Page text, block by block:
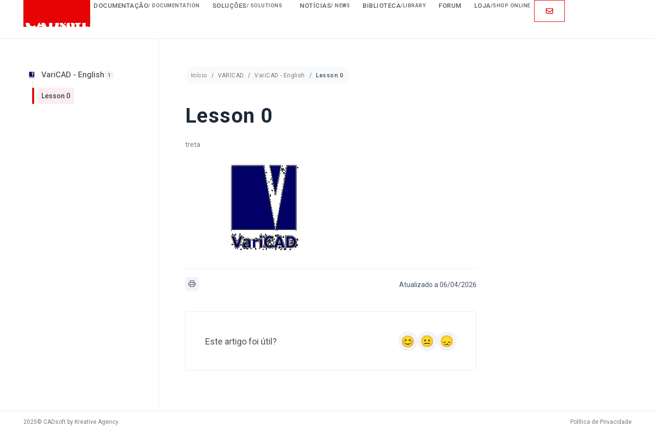
DOCUMENTAÇÃO/ DOCUMENTATION SOLUÇÕES/ SOLUTIONS NOTÍCIAS/ NEWS BIBLIOTECA/LIBRARY FORUM LOJA/SHOP ONLINE
VariCAD - English 1
Lesson 0
Início VARICAD VariCAD - English Lesson 0
Lesson 0
treta
Atualizado a 06/04/2026
Este artigo foi útil?
2025© CADsoft by Kreative Agency Política de Privacidade